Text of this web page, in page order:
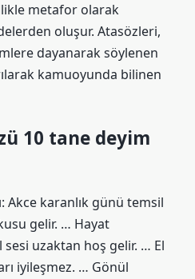
metafor olarak
oluşur. Atasözleri,
dayanarak söylenen
kamuoyunda bilinen
10 tane deyim
Akce karanlık günü temsil
gelir. … Hayat
uzaktan hoş gelir. … El
iyileşmez. … Gönül